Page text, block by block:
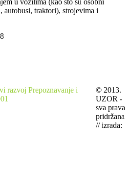
u vozilima (kao što su osobni
traktori), strojevima i
© 2013.
UZOR -
sva prava
pridržana
// izrada: